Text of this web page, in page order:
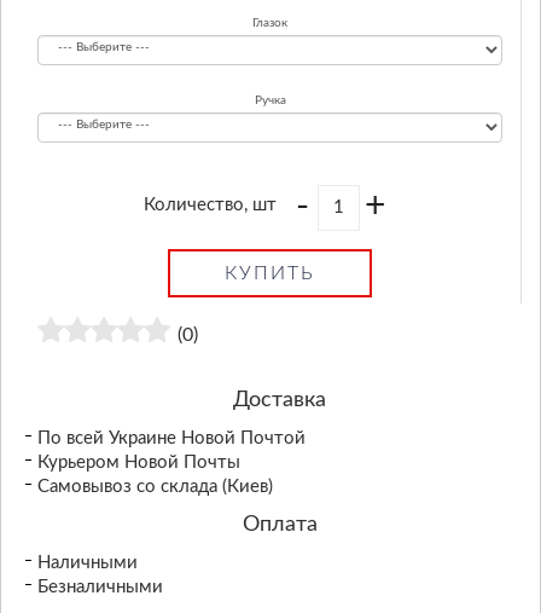
Глазок
Ручка
Количество, шт - +
КУПИТЬ
(0)
Доставка
По всей Украине Новой Почтой
Курьером Новой Почты
Самовывоз со склада (Киев)
Оплата
Наличными
Безналичными